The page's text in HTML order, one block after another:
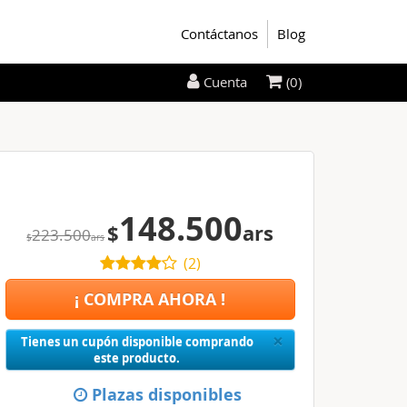
Contáctanos Blog
$223.500ars $148.500ars
(2)
¡ COMPRA AHORA !
×Close
Tienes un cupón disponible comprando
este producto.
Plazas disponibles
Cuenta (0)